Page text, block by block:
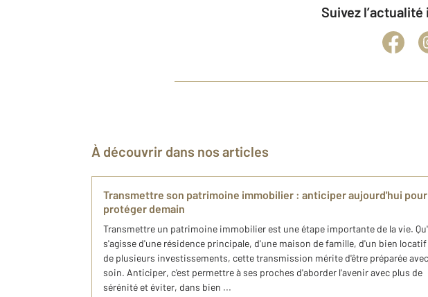
Suivez
À découvrir dans nos articles
Transmettre son patrimoine immobilier : anticiper aujourd'hui pour
protéger demain
Transmettre un patrimoine immobilier est une étape importante de la vie.
s'agisse d'une résidence principale, d'une maison de famille, d'un bien locatif
de plusieurs investissements, cette transmission mérite d'être préparée avec
soin. Anticiper, c'est permettre à ses proches d'aborder l'avenir avec plus de
sérénité et éviter, dans bien ...